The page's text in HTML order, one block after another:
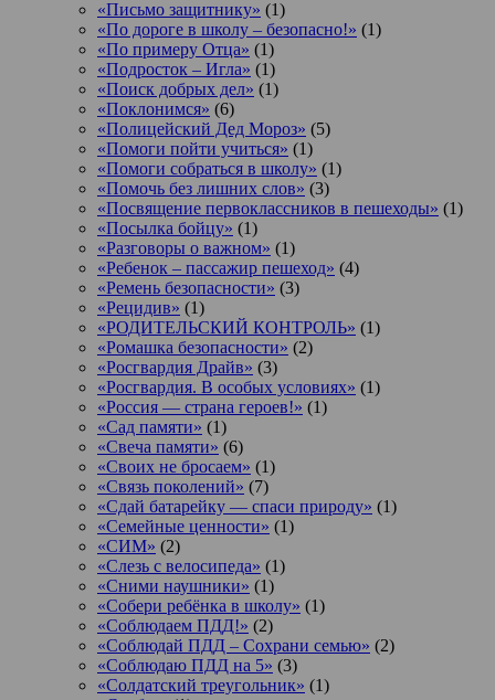
«Письмо защитнику» (1)
«По дороге в школу – безопасно!» (1)
«По примеру Отца» (1)
«Подросток ‒ Игла» (1)
«Поиск добрых дел» (1)
«Поклонимся» (6)
«Полицейский Дед Мороз» (5)
«Помоги пойти учиться» (1)
«Помоги собраться в школу» (1)
«Помочь без лишних слов» (3)
«Посвящение первоклассников в пешеходы» (1)
«Посылка бойцу» (1)
«Разговоры о важном» (1)
«Ребенок – пассажир пешеход» (4)
«Ремень безопасности» (3)
«Рецидив» (1)
«РОДИТЕЛЬСКИЙ КОНТРОЛЬ» (1)
«Ромашка безопасности» (2)
«Росгвардия Драйв» (3)
«Росгвардия. В особых условиях» (1)
«Россия — страна героев!» (1)
«Сад памяти» (1)
«Свеча памяти» (6)
«Своих не бросаем» (1)
«Связь поколений» (7)
«Сдай батарейку — спаси природу» (1)
«Семейные ценности» (1)
«СИМ» (2)
«Слезь с велосипеда» (1)
«Сними наушники» (1)
«Собери ребёнка в школу» (1)
«Соблюдаем ПДД!» (2)
«Соблюдай ПДД – Сохрани семью» (2)
«Соблюдаю ПДД на 5» (3)
«Солдатский треугольник» (1)